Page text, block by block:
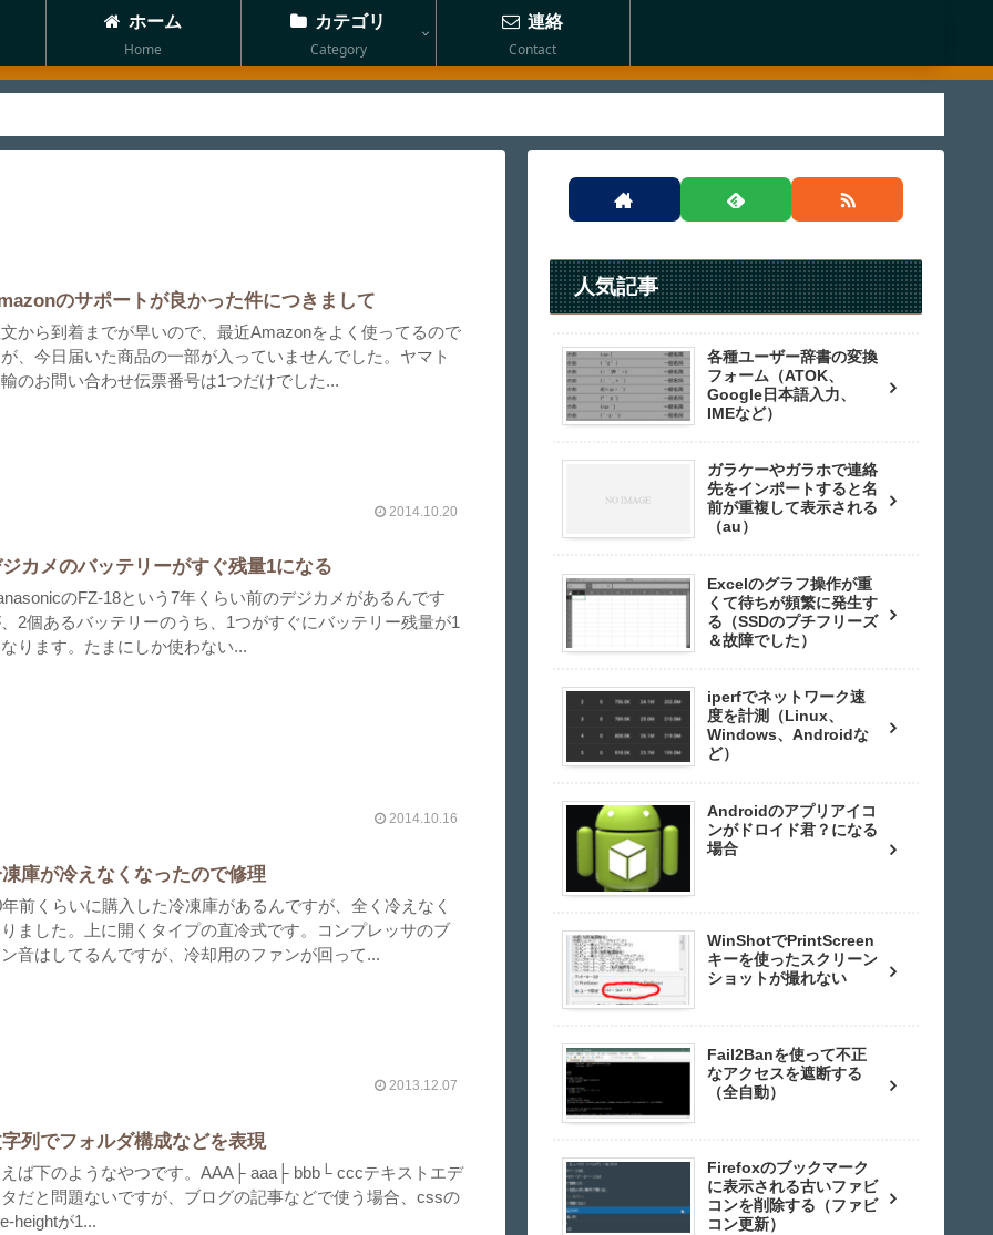
ホーム
Home
カテゴリ
Category
連絡
Contact
のサポートが良かった件につきまして
から到着までが早いので、最近Amazonをよく使ってるので
、今日届いた商品の一部が入っていませんでした。ヤマト
のお問い合わせ伝票番号は1つだけでした...
2014.10.20
カメのバッテリーがすぐ残量1になる
のFZ-18という7年くらい前のデジカメがあるんです
2個あるバッテリーのうち、1つがすぐにバッテリー残量が1
ります。たまにしか使わない...
2014.10.16
庫が冷えなくなったので修理
前くらいに購入した冷凍庫があるんですが、全く冷えなく
ました。上に開くタイプの直冷式です。コンプレッサのブ
音はしてるんですが、冷却用のファンが回って...
2013.12.07
列でフォルダ構成などを表現
ば下のようなやつです。AAA├ aaa├ bbb└ cccテキストエデ
だと問題ないですが、ブログの記事などで使う場合、cssの
heightが1...
人気記事
各種ユーザー辞書の変換
フォーム（ATOK、
Google日本語入力、
IMEなど）
ガラケーやガラホで連絡
先をインポートすると名
前が重複して表示される
（au）
Excelのグラフ操作が重
くて待ちが頻繁に発生す
る（SSDのプチフリーズ
＆故障でした）
iperfでネットワーク速
度を計測（Linux、
Windows、Androidな
ど）
Androidのアプリアイコ
ンがドロイド君？になる
場合
WinShotでPrintScreen
キーを使ったスクリーン
ショットが撮れない
Fail2Banを使って不正
なアクセスを遮断する
（全自動）
Firefoxのブックマーク
に表示される古いファビ
コンを削除する（ファビ
コン更新）